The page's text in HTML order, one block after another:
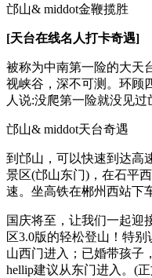
邙山& middot金鞭揽胜
[天台在线名人打卡奇遇]
被称为中南第一险的大天
视峡谷，深不可测。环顾
人说:没爬第一险就没见过
邙山& middot天台奇遇
到邙山，可以快速到达高
景区(邙山东门)，在石平
速。坐高铁在郴州西站下
国庆将至，让我们一起迎
区3.0版的轻松登山！特
山西门进入；已婚带孩子
hellip建议从东门进入。(